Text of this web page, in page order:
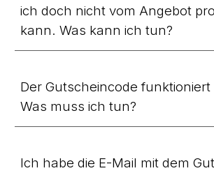
ich doch nicht vom Angebot
kann. Was kann ich tun?
Der Gutscheincode funktioniert
Was muss ich tun?
Ich habe die E-Mail mit dem